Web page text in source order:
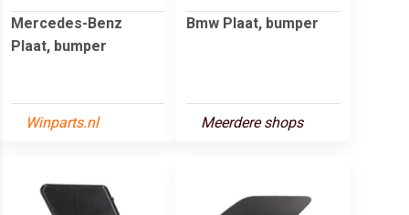
Mercedes-Benz
Plaat, bumper
Winparts.nl
Bmw Plaat, bumper
Meerdere shops